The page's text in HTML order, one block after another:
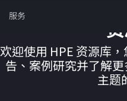
目
录服务
欢迎使用 HPE 资源库
告、案例研究并了解
主题